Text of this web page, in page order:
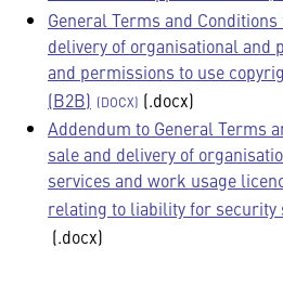
General Terms and
delivery of organisational and
and permissions to use
(B2B)
(.docx)
Addendum to General Terms
sale and delivery of
services and work usage
relating to liability for security
(.docx)